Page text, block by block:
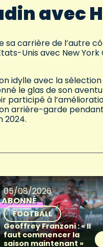
avec
sa carrière de l’autre
Unis avec New York
idylle avec la
le glas de son
participé à
arrière-garde
2024.
05/08/2026
ABONNÉ
FOOTBALL
Geoffrey Franzoni : « Il
faut commencer la
saison maintenant »